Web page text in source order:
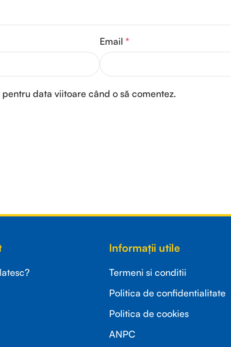
Email *
data viitoare când o să comentez.
Informații utile
Termeni si conditii
Politica de confidentialitate
Politica de cookies
ANPC